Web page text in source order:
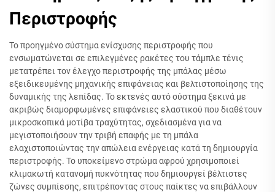
Περιστροφής
Το προηγμένο σύστημα ενίσχυσης περιστροφής που
ενσωματώνεται σε επιλεγμένες ρακέτες του τάμπλε τένις
μετατρέπει τον έλεγχο περιστροφής της μπάλας μέσω
εξειδικευμένης μηχανικής επιφάνειας και βελτιστοποίησης της
δυναμικής της λεπίδας. Το εκτενές αυτό σύστημα ξεκινά με
ακριβώς διαμορφωμένες επιφάνειες ελαστικού που διαθέτουν
μικροσκοπικά μοτίβα τραχύτητας, σχεδιασμένα για να
μεγιστοποιήσουν την τριβή επαφής με τη μπάλα
ελαχιστοποιώντας την απώλεια ενέργειας κατά τη δημιουργία
περιστροφής. Το υποκείμενο στρώμα αφρού χρησιμοποιεί
κλιμακωτή κατανομή πυκνότητας που δημιουργεί βέλτιστες
ζώνες συμπίεσης, επιτρέποντας στους παίκτες να επιβάλλουν